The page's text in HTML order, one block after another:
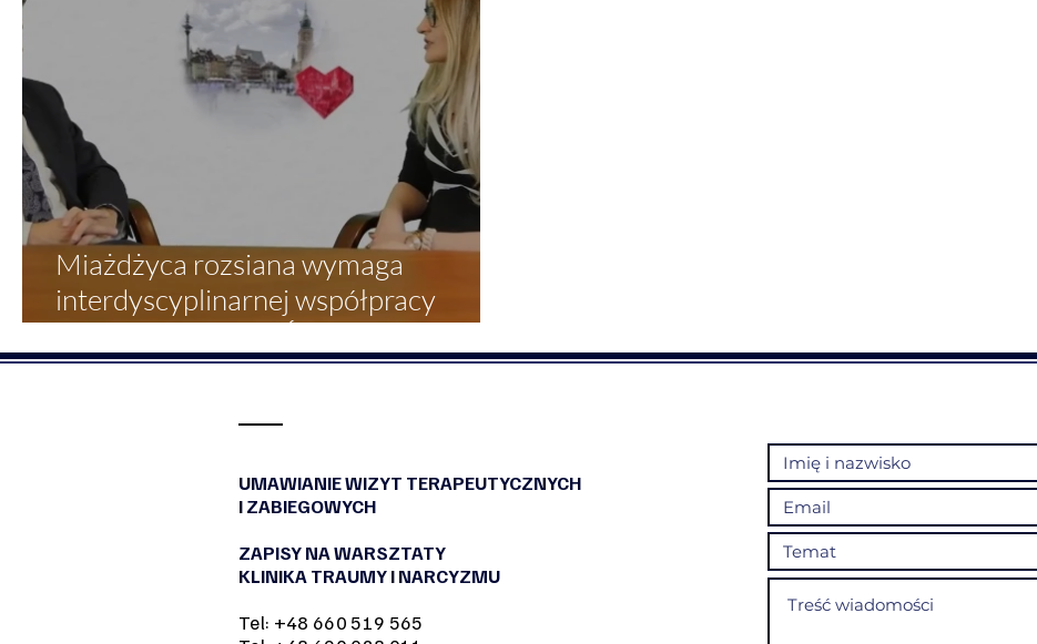
Miażdżyca rozsiana wymaga
interdyscyplinarnej współpracy
UMAWIANIE WIZYT TERAPEUTYCZNYCH
I ZABIEGOWYCH
ZAPISY NA WARSZTATY
KLINIKA TRAUMY I NARCYZMU
Tel: +48 660 519 565